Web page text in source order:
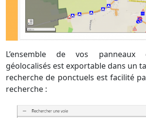
L’ensemble de vos panneaux
géolocalisés est exportable dans un
recherche de ponctuels est facilité
recherche :